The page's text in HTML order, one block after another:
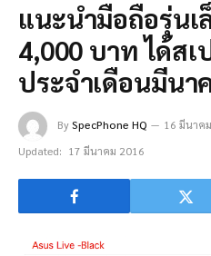
แนะนำมือถือรุ่นเ
4,000 บาท ได้สเ
ประจำเดือนมีนา
BySpecPhone HQ 16 มีนาค
Updated: 17 มีนาคม 2016